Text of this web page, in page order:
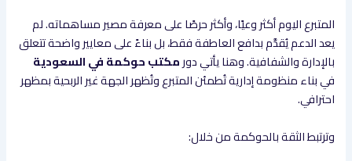
المتبرع اليوم أكثر وعيًا، وأكثر حرصًا على معرفة مصير مساهماته. لم
يعد الدعم يُقدَّم بدافع العاطفة فقط، بل بناءً على معايير واضحة تتعلق
بالإدارة والشفافية. وهنا يأتي دورمكتب حوكمة في السعودية
في بناء منظومة إدارية تُطمئن المتبرع وتُظهر الجهة غير الربحية بمظهر
احترافي.
وترتبط الثقة بالحوكمة من خلال: